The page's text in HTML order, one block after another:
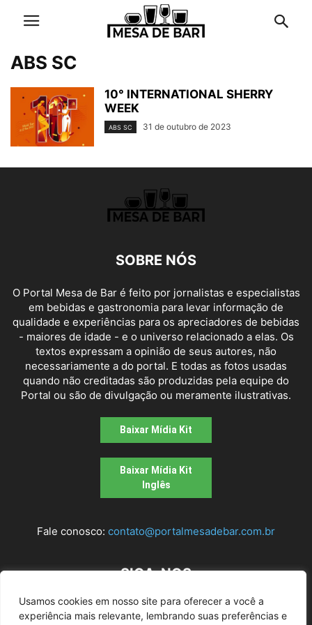
Usamos cookies em nosso site para oferecer a você a
experiência mais relevante, lembrando suas preferências e
ABS SC
10° INTERNATIONAL SHERRY
WEEK
ABS SC 31 de outubro de 2023
SOBRE NÓS
O Portal Mesa de Bar é feito por jornalistas e especialistas
em bebidas e gastronomia para levar informação de
qualidade e experiências para os apreciadores de bebidas
- maiores de idade - e o universo relacionado a elas. Os
textos expressam a opinião de seus autores, não
necessariamente a do portal. E todas as fotos usadas
quando não creditadas são produzidas pela equipe do
Portal ou são de divulgação ou meramente ilustrativas.
Baixar Mídia Kit
Baixar Mídia Kit
Inglês
Fale conosco: contato@portalmesadebar.com.br
SIGA-NOS